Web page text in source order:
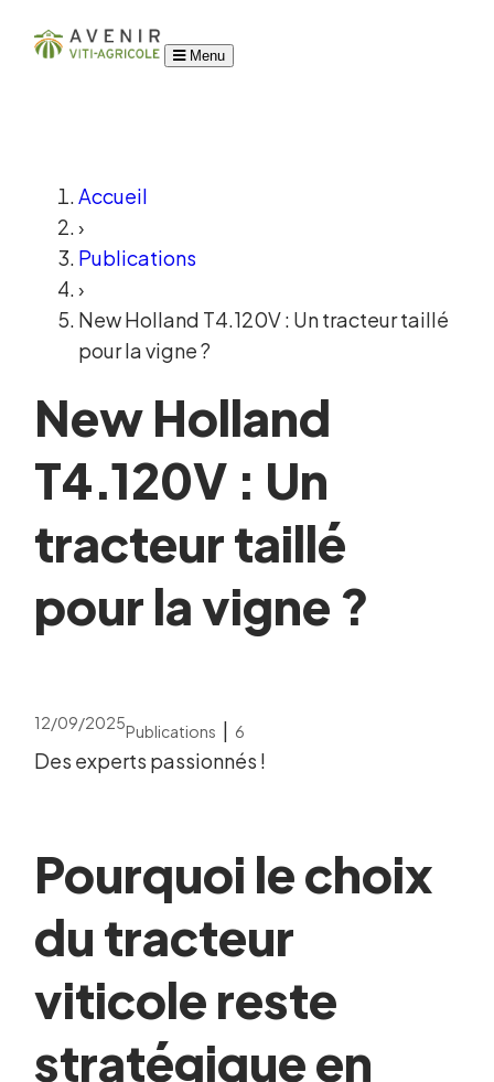
Menu
Accueil
›
Publications
›
New Holland T4.120V : Un tracteur taillé
pour la vigne ?
New Holland
T4.120V : Un
tracteur taillé
pour la vigne ?
12/09/2025Publications | 6
Des experts passionnés !
Pourquoi le choix
du tracteur
viticole reste
stratégique en